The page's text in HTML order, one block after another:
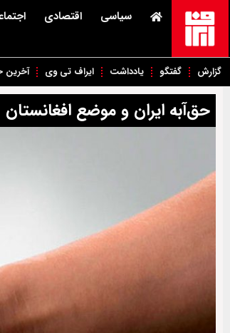
سیاسی اقتصادی
گزارش گفتگو یادداشت ایراف تی وی آخرین
حق‌آبه ایران و موضع افغانستان